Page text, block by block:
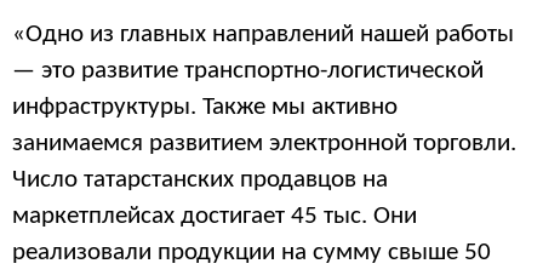
«Одно из главных направлений нашей работы
— это развитие транспортно-логистической
инфраструктуры. Также мы активно
занимаемся развитием электронной торговли.
Число татарстанских продавцов на
маркетплейсах достигает 45 тыс. Они
реализовали продукции на сумму свыше 50